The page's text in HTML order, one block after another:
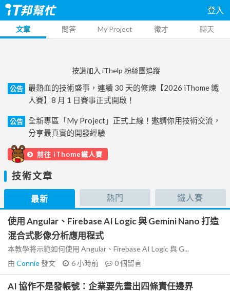
登入
文章 問答 My Project 徵才 聊天
按讚加入 iThelp 粉絲團追蹤
公告
最熱血的技術盛事，連續 30 天的修煉【2026 iThome 鐵
人賽】8 月 1 日賽事正式開啟！
公告
全新專區「My Project」正式上線！邀請你用技術交流，
分享最真實的開發經驗
前往 iThome鐵人賽
技術文章
最新 熱門 鐵人賽
使用 Angular、Firebase AI Logic 與 Gemini Nano 打造
混合式影像分析應用程式
本教學將示範如何使用 Angular、Firebase AI Logic 與 G...
由 Connie發文 6 小時前 0個留言
AI 協作不是發帳號：企業要先畫出四條責任邊界